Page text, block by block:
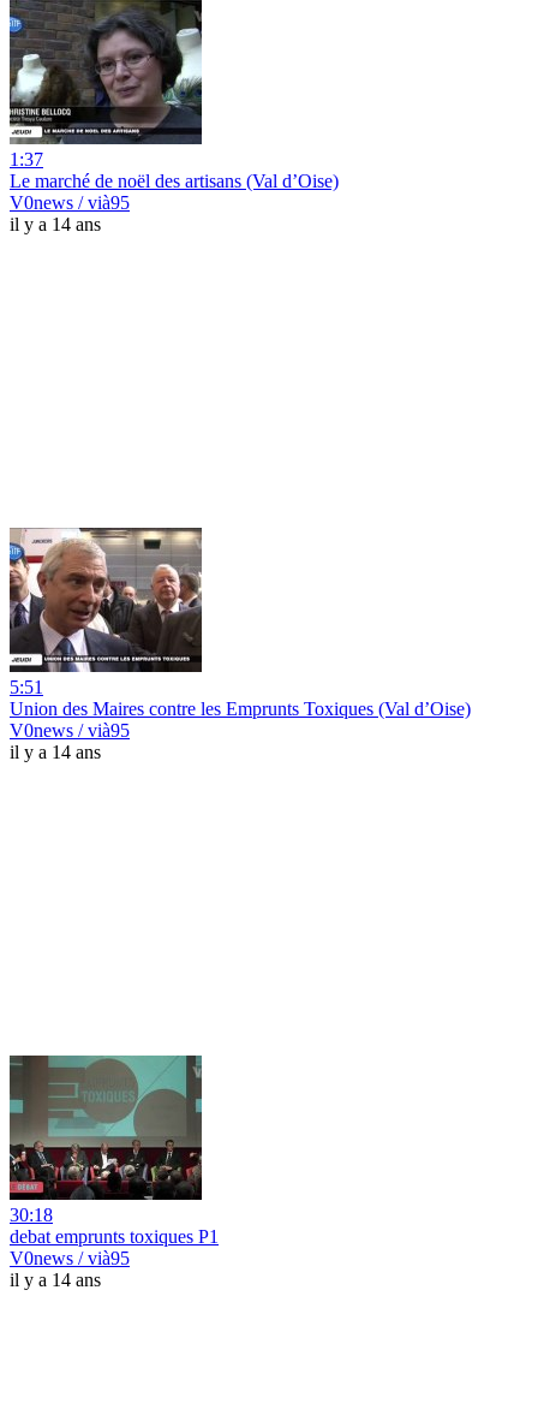
1:37
Le marché de noël des artisans (Val d’Oise)
V0news / vià95
il y a 14 ans
5:51
Union des Maires contre les Emprunts Toxiques (Val d’Oise)
V0news / vià95
il y a 14 ans
30:18
debat emprunts toxiques P1
V0news / vià95
il y a 14 ans